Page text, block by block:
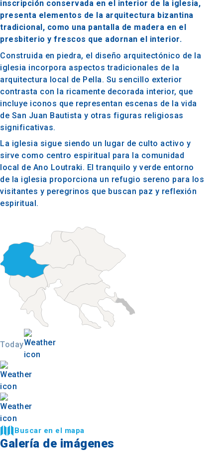
inscripción conservada en el interior de la iglesia,
presenta elementos de la arquitectura bizantina
tradicional, como una pantalla de madera en el
presbiterio y frescos que adornan el interior.
Construida en piedra, el diseño arquitectónico de la
iglesia incorpora aspectos tradicionales de la
arquitectura local de Pella. Su sencillo exterior
contrasta con la ricamente decorada interior, que
incluye iconos que representan escenas de la vida
de San Juan Bautista y otras figuras religiosas
significativas.
La iglesia sigue siendo un lugar de culto activo y
sirve como centro espiritual para la comunidad
local de Ano Loutraki. El tranquilo y verde entorno
de la iglesia proporciona un refugio sereno para los
visitantes y peregrinos que buscan paz y reflexión
espiritual.
Today
Buscar en el mapa
Galería de imágenes